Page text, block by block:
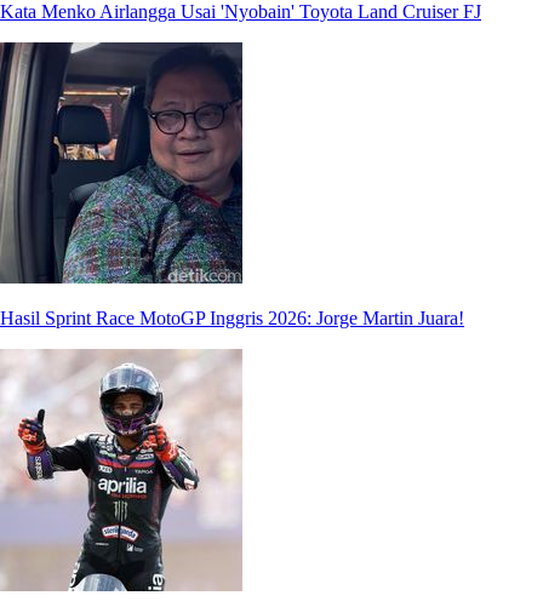
Kata Menko Airlangga Usai 'Nyobain' Toyota Land Cruiser FJ
Hasil Sprint Race MotoGP Inggris 2026: Jorge Martin Juara!